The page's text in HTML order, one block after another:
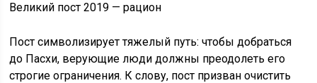
Великий пост 2019 — рацион
Пост символизирует тяжелый путь: чтобы добраться
до Пасхи, верующие люди должны преодолеть его
строгие ограничения. К слову, пост призван очистить